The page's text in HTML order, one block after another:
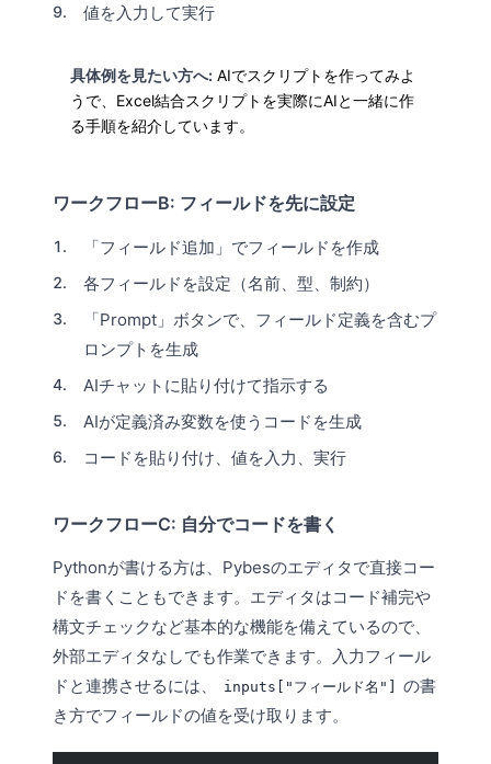
値を入力して実行
具体例を見たい方へ: AIでスクリプトを作ってみよ
う で、Excel結合スクリプトを実際にAIと一緒に作
る手順を紹介しています。
ワークフローB: フィールドを先に設定
「フィールド追加」でフィールドを作成
各フィールドを設定（名前、型、制約）
「Prompt」ボタンで、フィールド定義を含むプ
ロンプトを生成
AIチャットに貼り付けて指示する
AIが定義済み変数を使うコードを生成
コードを貼り付け、値を入力、実行
ワークフローC: 自分でコードを書く
Pythonが書ける方は、Pybesのエディタで直接コー
ドを書くこともできます。エディタはコード補完や
構文チェックなど基本的な機能を備えているので、
外部エディタなしでも作業できます。入力フィール
ドと連携させるには、
inputs["フィールド名"]
の書
き方でフィールドの値を受け取ります。